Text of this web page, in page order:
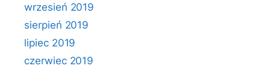
wrzesień 2019
sierpień 2019
lipiec 2019
czerwiec 2019